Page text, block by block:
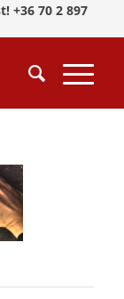
+36 70 2 897